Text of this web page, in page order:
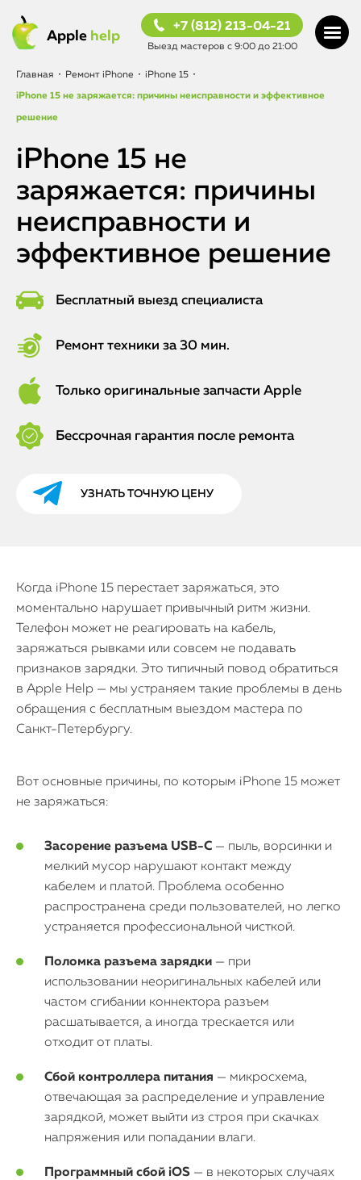
Apple help
+7 (812) 213-04-21
Выезд мастеров с 9:00 до 21:00
Главная • Ремонт iPhone • iPhone 15 •
iPhone 15 не заряжается: причины неисправности и эффективное
решение
iPhone 15 не
заряжается: причины
неисправности и
эффективное решение
Бесплатный выезд специалиста
Ремонт техники за 30 мин.
Только оригинальные запчасти Apple
Бессрочная гарантия после ремонта
УЗНАТЬ ТОЧНУЮ ЦЕНУ
Когда iPhone 15 перестает заряжаться, это
моментально нарушает привычный ритм жизни.
Телефон может не реагировать на кабель,
заряжаться рывками или совсем не подавать
признаков зарядки. Это типичный повод обратиться
в Apple Help — мы устраняем такие проблемы в день
обращения с бесплатным выездом мастера по
Санкт-Петербургу.
Вот основные причины, по которым iPhone 15 может
не заряжаться:
Засорение разъема USB-C — пыль, ворсинки и
мелкий мусор нарушают контакт между
кабелем и платой. Проблема особенно
распространена среди пользователей, но легко
устраняется профессиональной чисткой.
Поломка разъема зарядки — при
использовании неоригинальных кабелей или
частом сгибании коннектора разъем
расшатывается, а иногда трескается или
отходит от платы.
Сбой контроллера питания — микросхема,
отвечающая за распределение и управление
зарядкой, может выйти из строя при скачках
напряжения или попадании влаги.
Программный сбой iOS — в некоторых случаях